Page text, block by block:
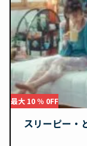
最大 10 ％ 0FF
スリーピー・